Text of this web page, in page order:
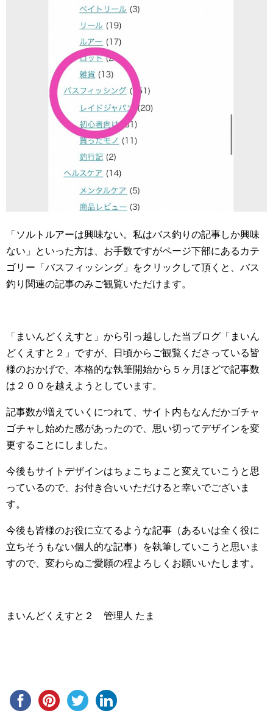
「ソルトルアーは興味ない。私はバス釣りの記事しか興味
ない」といった方は、お手数ですがページ下部にあるカテ
ゴリー「バスフィッシング」をクリックして頂くと、バス
釣り関連の記事のみご観覧いただけます。
「まいんどくえすと」から引っ越しした当ブログ「まいん
どくえすと２」ですが、日頃からご観覧くださっている皆
様のおかげで、本格的な執筆開始から５ヶ月ほどで記事数
は２００を越えようとしています。
記事数が増えていくにつれて、サイト内もなんだかゴチャ
ゴチャし始めた感があったので、思い切ってデザインを変
更することにしました。
今後もサイトデザインはちょこちょこと変えていこうと思
っているので、お付き合いいただけると幸いでございま
す。
今後も皆様のお役に立てるような記事（あるいは全く役に
立ちそうもない個人的な記事）を執筆していこうと思いま
すので、変わらぬご愛願の程よろしくお願いいたします。
まいんどくえすと２ 管理人 たま